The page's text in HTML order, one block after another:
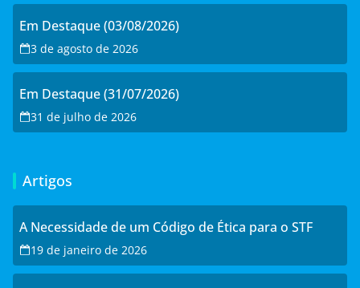
Em Destaque (03/08/2026)
3 de agosto de 2026
Em Destaque (31/07/2026)
31 de julho de 2026
Artigos
A Necessidade de um Código de Ética para o STF
19 de janeiro de 2026